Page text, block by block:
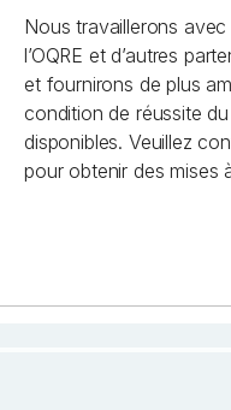
Nous travaillerons avec
l’OQRE et d’autres
et fournirons de plus
condition de réussite
disponibles. Veuillez
pour obtenir des mises